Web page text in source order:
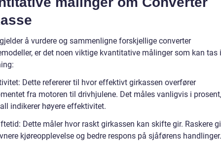
å vurdere og sammenligne forskjellige converter
er det noen viktige kvantitative målinger som kan tas i
Dette refererer til hvor effektivt girkassen overfører
fra motoren til drivhjulene. Det måles vanligvis i
indikerer høyere effektivitet.
Dette måler hvor raskt girkassen kan skifte gir. Raskere
kjøreopplevelse og bedre respons på sjåførens handlinger.